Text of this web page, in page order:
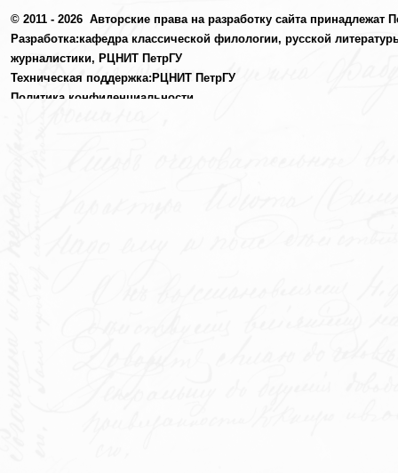
© 2011 - 2026 Авторские права на разработку сайта принадлежат
Разработка:кафедра классической филологии, русской
журналистики, РЦНИТ ПетрГУ
Техническая поддержка:РЦНИТ ПетрГУ
Политика конфиденциальности